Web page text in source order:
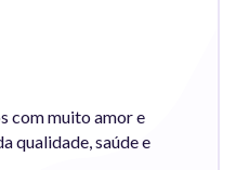
com muito amor e
qualidade, saúde e